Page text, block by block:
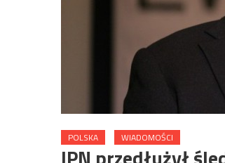
POLSKA WIADOMOŚCI